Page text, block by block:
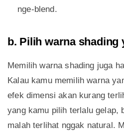
nge-blend.
b. Pilih warna shading
Memilih warna shading juga
Kalau kamu memilih warna
efek dimensi akan kurang
yang kamu pilih terlalu gelap,
malah terlihat nggak natural.